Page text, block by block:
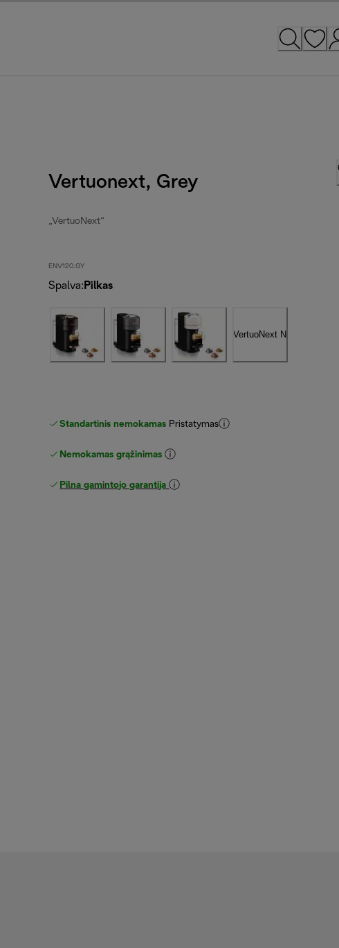
Vertuonext, Grey
„VertuoNext“
ENV120.GY
Spalva: Pilkas
Standartinis nemokamas Pristatymas
Nemokamas grąžinimas
Pilna gamintojo garantija